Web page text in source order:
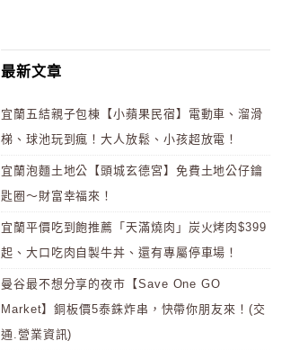
最新文章
宜蘭五結親子包棟【小蘋果民宿】電動車、溜滑
梯、球池玩到瘋！大人放鬆、小孩超放電！
宜蘭泡麵土地公【頭城玄德宮】免費土地公仔鑰
匙圈～財富幸福來！
宜蘭平價吃到飽推薦「天滿燒肉」炭火烤肉$399
起、大口吃肉自製牛丼、還有專屬停車場！
曼谷最不想分享的夜市【Save One GO
Market】銅板價5泰銖炸串，快帶你朋友來！(交
通.營業資訊)